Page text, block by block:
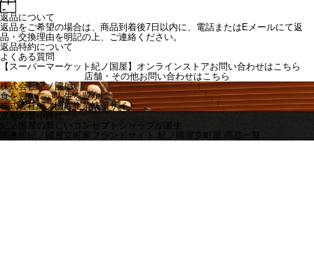
返品について
返品をご希望の場合は、商品到着後7日以内に、電話またはEメールにて返
品・交換理由を明記の上、ご連絡ください。
返品特約について
よくある質問
【スーパーマーケット紀ノ国屋】オンラインストアお問い合わせはこちら
店舗・その他お問い合わせは こちら
株式会社紀ノ國屋
食を豊かに、人生を豊かに
株式会社紀ノ國屋企業情報サイト
京都の富小路に
紀ノ国屋の新しいコンセプトショップが誕生
調進所紀ノ國屋京町家ブランドサイト 紀ノ國屋京町屋 商品一覧